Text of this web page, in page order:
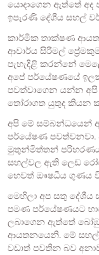
යොදාගෙන ඇත්තේ අද
ඉපැරණි දේශීය සහල්
කාර්මික තාක්ෂණ
ආචාර්ය සිරිමල්
පැහැදිළි කරන්නේ
අපේ පර්යේෂණයේ
පවත්වාගෙන යන්න
තෝරාගත යුතුද කියන
අපි මේ සම්බන්ධයෙන්
පර්යේෂණ පවත්වනවා.
මුතුන්මිත්තන් පරිහරණය
සහල්වල ඇති ලෙඩ
හෙවත් ඔෳෂධීය ගුණය
මෙහිලා අප සතු දේශීය
පමණ පර්යේෂණයට
ලබාගෙන ඇත්තේ
ආයතනයෙනි. මේ සහල්
වඩාත් පවතින බව